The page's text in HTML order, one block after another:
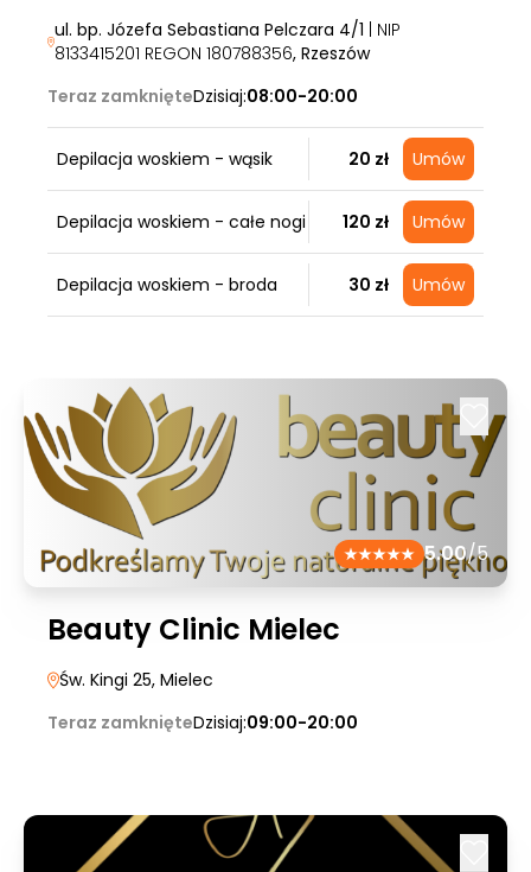
ul. bp. Józefa Sebastiana Pelczara 4/1 | NIP
8133415201 REGON 180788356, Rzeszów
Teraz zamknięteDzisiaj:08:00-20:00
Depilacja woskiem - wąsik 20 zł Umów
Depilacja woskiem - całe nogi 120 zł Umów
Depilacja woskiem - broda 30 zł Umów
5.00/5
Beauty Clinic Mielec
Św. Kingi 25, Mielec
Teraz zamknięteDzisiaj:09:00-20:00